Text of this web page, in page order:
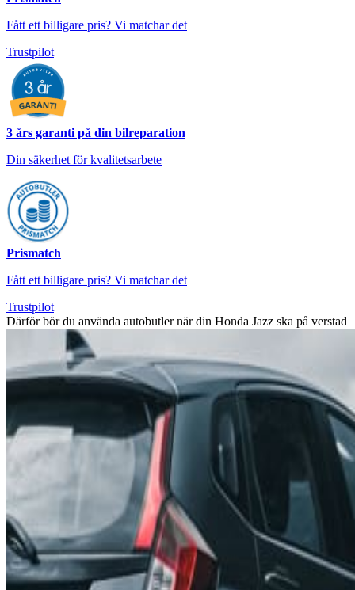
Fått ett billigare pris? Vi matchar det
Trustpilot
3 års garanti på din bilreparation
Din säkerhet för kvalitetsarbete
Prismatch
Fått ett billigare pris? Vi matchar det
Trustpilot
Därför bör du använda autobutler när din Honda Jazz ska på verstad